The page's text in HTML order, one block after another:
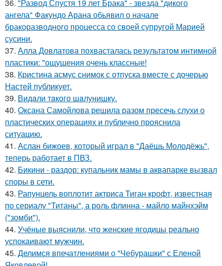
36. "Развод Спустя 19 лет Брака" - звезда "дикого
ангела" Факундо Арана обьявил о начале
бракоразводного процесса со своей супругой Марией
сусини.
37. Алла Довлатова похвасталась результатом интимной
пластики: "ощущения очень классные!
38. Кристина асмус снимок с отпуска вместе с дочерью
Настей публикует.
39. Видaли тaкого шaлунишку.
40. Оксана Самойлова решила разом пресечь слухи о
пластических операциях и публично прояснила
ситуацию.
41. Аслан бижоев, который играл в "Даёшь Молодёжь",
теперь работает в ПВЗ.
42. Бикини - раздор: купальник мамы в аквапарке вызвал
споры в сети.
43. Рапунцель воплотит актриса Тиган крофт, известная
по сериалу "Титаны", а роль флинна - майло майнхэйм
("зомби").
44. Учёные выяснили, что женские ягодицы реально
успокаивают мужчин.
45. Делимся впечатлениями о "Чебурашки" с Еленой